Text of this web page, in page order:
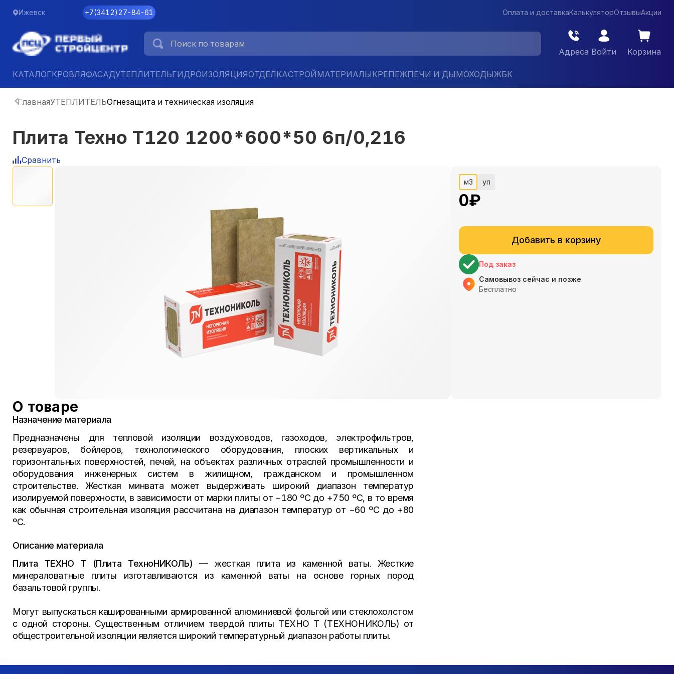
Ижевск +7(3412)27-84-61 Оплата и доставкаКалькуляторОтзывыАкции
Адреса Войти Корзина
КАТАЛОГКРОВЛЯФАСАДУТЕПЛИТЕЛЬГИДРОИЗОЛЯЦИЯОТДЕЛКАСТРОЙМАТЕРИАЛЫКРЕПЕЖПЕЧИ И ДЫМОХОДЫЖБК
ГлавнаяУТЕПЛИТЕЛЬОгнезащита и техническая изоляция
Плита Техно Т120 1200*600*50 6п/0,216
Сравнить
м3 уп
0₽
Добавить в корзину
Под заказ
Самовывоз сейчас и позже
Бесплатно
О товаре
Назначение материала
Предназначены для тепловой изоляции воздуховодов, газоходов, электрофильтров,
резервуаров, бойлеров, технологического оборудования, плоских вертикальных и
горизонтальных поверхностей, печей, на объектах различных отраслей промышленности и
оборудования инженерных систем в жилищном, гражданском и промышленном
строительстве. Жесткая минвата может выдерживать широкий диапазон температур
изолируемой поверхности, в зависимости от марки плиты от −180 ºС до +750 ºС, в то время
как обычная строительная изоляция рассчитана на диапазон температур от −60 ºС до +80
ºС.
Описание материала
Плита ТЕХНО Т (Плита ТехноНИКОЛЬ) —жесткая плита из каменной ваты. Жесткие
минераловатные плиты изготавливаются из каменной ваты на основе горных пород
базальтовой группы.
Могут выпускаться кашированными армированной алюминиевой фольгой или стеклохолстом
с одной стороны. Существенным отличием твердой плиты ТЕХНО Т (ТЕХНОНИКОЛЬ) от
общестроительной изоляции является широкий температурный диапазон работы плиты.